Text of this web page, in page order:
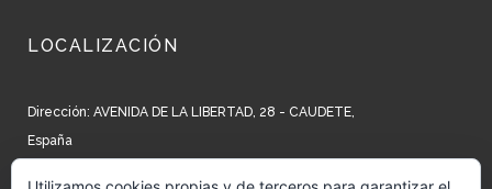
LOCALIZACIÓN
Dirección: AVENIDA DE LA LIBERTAD, 28 - CAUDETE,
España
Teléfono: +34 965 827 250